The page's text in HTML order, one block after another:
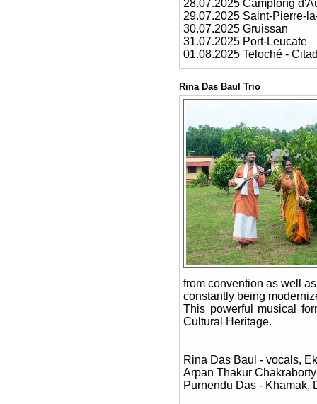
28.07.2025 Camplong
29.07.2025 Saint-Pierre-
30.07.2025 Gruissan
31.07.2025 Port-Leucate
01.08.2025 Teloché -
Rina Das Baul Trio
from convention as well
constantly being
This powerful musical
Cultural Heritage.
Rina Das Baul - vocals,
Arpan Thakur
Purnendu Das - Khamak,